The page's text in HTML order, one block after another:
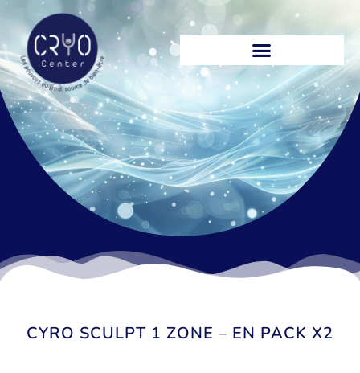
CYRO SCULPT 1 ZONE – EN PACK X2